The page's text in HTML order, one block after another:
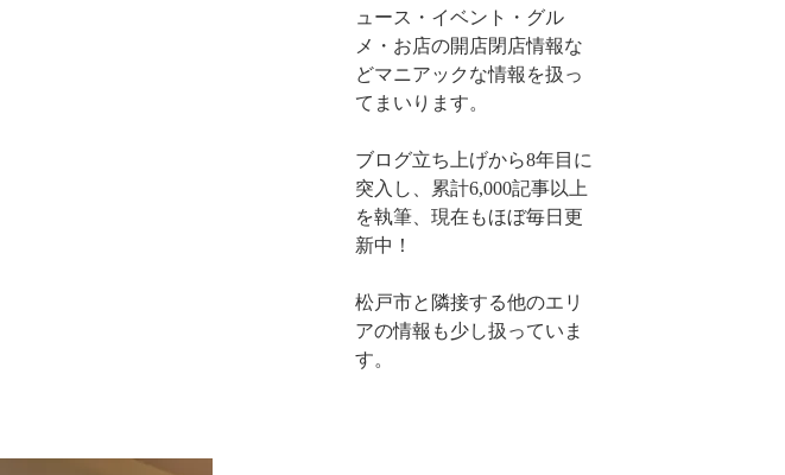
ュース・イベント・グル
メ・お店の開店閉店情報な
どマニアックな情報を扱っ
てまいります。
ブログ立ち上げから8年目に
突入し、累計6,000記事以上
を執筆、現在もほぼ毎日更
新中！
松戸市と隣接する他のエリ
アの情報も少し扱っていま
す。